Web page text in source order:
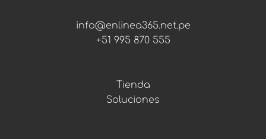
info@enlinea365.net.pe
+51 995 870 555
Tienda
Soluciones